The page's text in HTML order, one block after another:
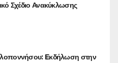
Σχέδιο Ανακύκλωσης
Eκδήλωση στην